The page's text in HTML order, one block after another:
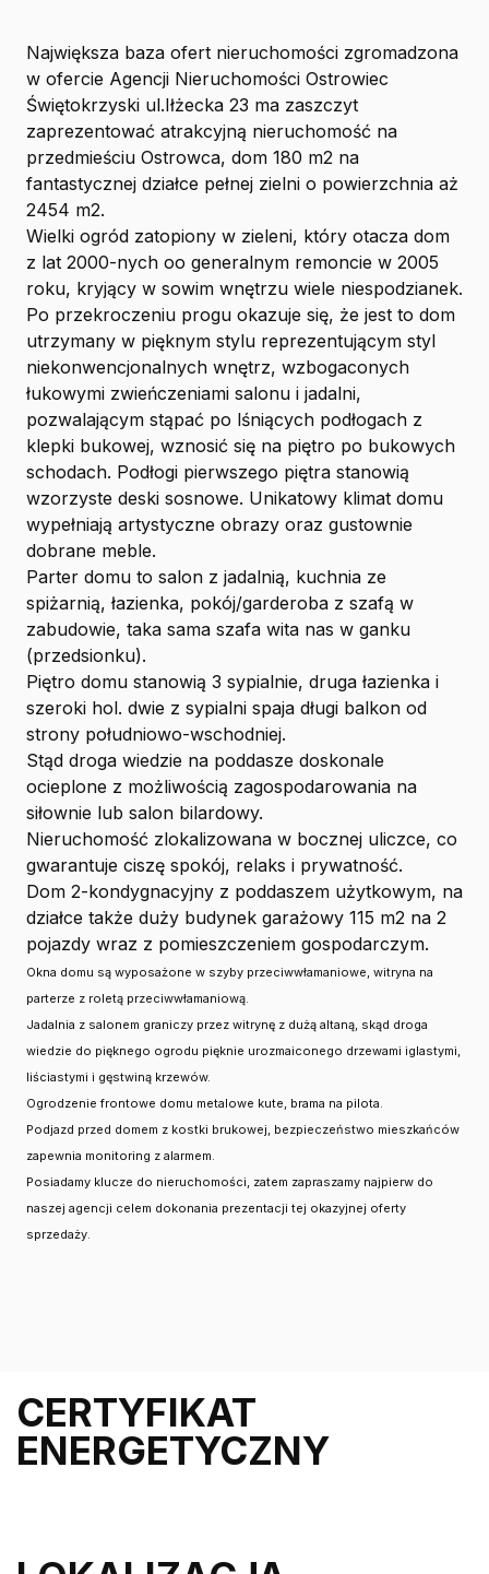
Największa baza ofert nieruchomości zgromadzona
w ofercie Agencji Nieruchomości Ostrowiec
Świętokrzyski ul.Iłżecka 23 ma zaszczyt
zaprezentować atrakcyjną nieruchomość na
przedmieściu Ostrowca, dom 180 m2 na
fantastycznej działce pełnej zielni o powierzchnia aż
2454 m2.
Wielki ogród zatopiony w zieleni, który otacza dom
z lat 2000-nych oo generalnym remoncie w 2005
roku, kryjący w sowim wnętrzu wiele niespodzianek.
Po przekroczeniu progu okazuje się, że jest to dom
utrzymany w pięknym stylu reprezentującym styl
niekonwencjonalnych wnętrz, wzbogaconych
łukowymi zwieńczeniami salonu i jadalni,
pozwalającym stąpać po lśniących podłogach z
klepki bukowej, wznosić się na piętro po bukowych
schodach. Podłogi pierwszego piętra stanowią
wzorzyste deski sosnowe. Unikatowy klimat domu
wypełniają artystyczne obrazy oraz gustownie
dobrane meble.
Parter domu to salon z jadalnią, kuchnia ze
spiżarnią, łazienka, pokój/garderoba z szafą w
zabudowie, taka sama szafa wita nas w ganku
(przedsionku).
Piętro domu stanowią 3 sypialnie, druga łazienka i
szeroki hol. dwie z sypialni spaja długi balkon od
strony południowo-wschodniej.
Stąd droga wiedzie na poddasze doskonale
ocieplone z możliwością zagospodarowania na
siłownie lub salon bilardowy.
Nieruchomość zlokalizowana w bocznej uliczce, co
gwarantuje ciszę spokój, relaks i prywatność.
Dom 2-kondygnacyjny z poddaszem użytkowym, na
działce także duży budynek garażowy 115 m2 na 2
pojazdy wraz z pomieszczeniem gospodarczym.
Okna domu są wyposażone w szyby przeciwwłamaniowe, witryna na
parterze z roletą przeciwwłamaniową.
Jadalnia z salonem graniczy przez witrynę z dużą altaną, skąd droga
wiedzie do pięknego ogrodu pięknie urozmaiconego drzewami iglastymi,
liściastymi i gęstwiną krzewów.
Ogrodzenie frontowe domu metalowe kute, brama na pilota.
Podjazd przed domem z kostki brukowej, bezpieczeństwo mieszkańców
zapewnia monitoring z alarmem.
Posiadamy klucze do nieruchomości, zatem zapraszamy najpierw do
naszej agencji celem dokonania prezentacji tej okazyjnej oferty
sprzedaży.
CERTYFIKAT
ENERGETYCZNY